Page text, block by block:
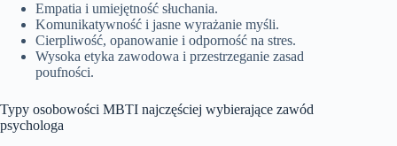
Empatia i umiejętność słuchania.
Komunikatywność i jasne wyrażanie myśli.
Cierpliwość, opanowanie i odporność na stres.
Wysoka etyka zawodowa i przestrzeganie zasad
poufności.
Typy osobowości MBTI najczęściej wybierające zawód
psychologa